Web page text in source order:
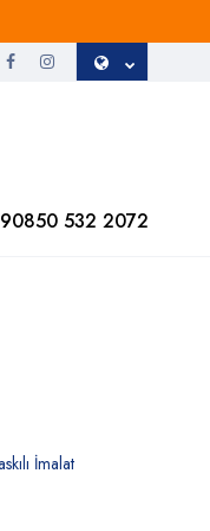
532 2072
İmalat